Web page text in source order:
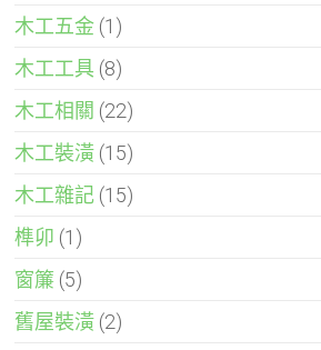
木工五金 (1)
木工工具 (8)
木工相關 (22)
木工裝潢 (15)
木工雜記 (15)
榫卯 (1)
窗簾 (5)
舊屋裝潢 (2)